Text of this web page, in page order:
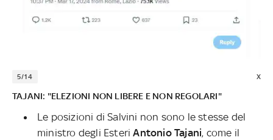
5/14 X
TAJANI: "ELEZIONI NON LIBERE E NON REGOLARI"
Le posizioni di Salvini non sono le stesse del
ministro degli Esteri Antonio Tajani, come il